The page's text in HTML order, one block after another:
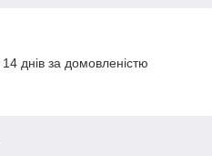
днів за домовленістю